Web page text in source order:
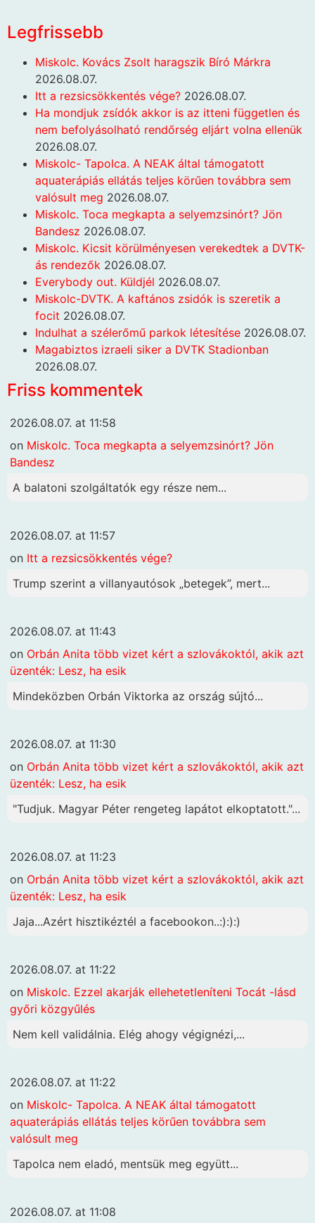
Legfrissebb
Miskolc. Kovács Zsolt haragszik Bíró Márkra
2026.08.07.
Itt a rezsicsökkentés vége? 2026.08.07.
Ha mondjuk zsídók akkor is az itteni független és
nem befolyásolható rendőrség eljárt volna ellenük
2026.08.07.
Miskolc- Tapolca. A NEAK által támogatott
aquaterápiás ellátás teljes körűen továbbra sem
valósult meg 2026.08.07.
Miskolc. Toca megkapta a selyemzsinórt? Jön
Bandesz 2026.08.07.
Miskolc. Kicsit körülményesen verekedtek a DVTK-
ás rendezők 2026.08.07.
Everybody out. Küldjél 2026.08.07.
Miskolc-DVTK. A kaftános zsidók is szeretik a
focit 2026.08.07.
Indulhat a szélerőmű parkok létesítése 2026.08.07.
Magabiztos izraeli siker a DVTK Stadionban
2026.08.07.
Friss kommentek
2026.08.07. at 11:58
on Miskolc. Toca megkapta a selyemzsinórt? Jön
Bandesz
A balatoni szolgáltatók egy része nem...
2026.08.07. at 11:57
on Itt a rezsicsökkentés vége?
Trump szerint a villanyautósok „betegek”, mert...
2026.08.07. at 11:43
on Orbán Anita több vizet kért a szlovákoktól, akik azt
üzenték: Lesz, ha esik
Mindeközben Orbán Viktorka az ország sújtó...
2026.08.07. at 11:30
on Orbán Anita több vizet kért a szlovákoktól, akik azt
üzenték: Lesz, ha esik
"Tudjuk. Magyar Péter rengeteg lapátot elkoptatott."...
2026.08.07. at 11:23
on Orbán Anita több vizet kért a szlovákoktól, akik azt
üzenték: Lesz, ha esik
Jaja...Azért hisztikéztél a facebookon..:):):)
2026.08.07. at 11:22
on Miskolc. Ezzel akarják ellehetetleníteni Tocát -lásd
győri közgyűlés
Nem kell validálnia. Elég ahogy végignézi,...
2026.08.07. at 11:22
on Miskolc- Tapolca. A NEAK által támogatott
aquaterápiás ellátás teljes körűen továbbra sem
valósult meg
Tapolca nem eladó, mentsük meg együtt...
2026.08.07. at 11:08